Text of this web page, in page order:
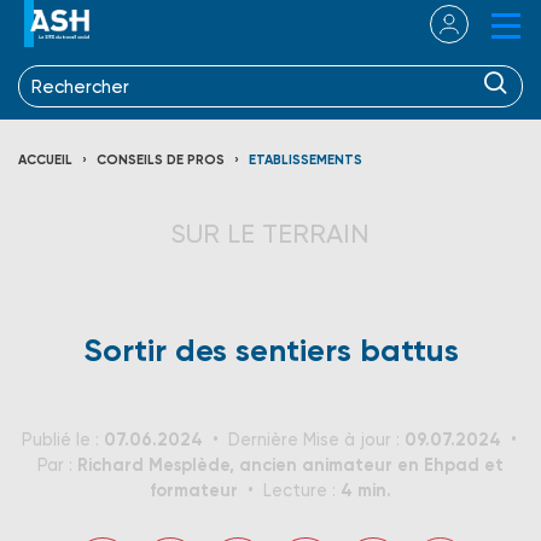
ACCUEIL CONSEILS DE PROS ETABLISSEMENTS
SUR LE TERRAIN
Sortir des sentiers battus
Publié le : 07.06.2024 Dernière Mise à jour : 09.07.2024
Par : Richard Mesplède, ancien animateur en Ehpad et
formateur
Lecture : 4 min.